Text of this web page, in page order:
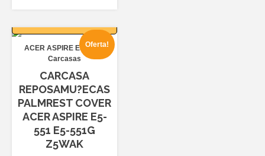
era:
16,80€.
es:
14,99€.
Oferta!
ACER ASPIRE E5-551
Carcasas
CARCASA
REPOSAMU?ECAS
PALMREST COVER
ACER ASPIRE E5-
551 E5-551G
Z5WAK